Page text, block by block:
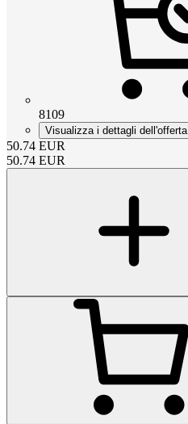
8109
Visualizza i dettagli dell'offerta
50.74 EUR
50.74 EUR